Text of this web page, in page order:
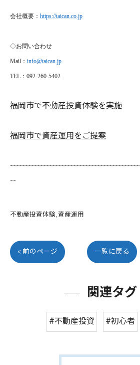
会社概要： https://taican.co.jp
◇お問い合わせ
Mail ： info@taican.jp
TEL ：092-260-5402
福岡市で不動産投資体験を実施
福岡市で資産運用をご提案
--
不動産投資体験 資産運用
< 前のページ 一覧に戻る
関連タグ
#不動産投資 #初心者